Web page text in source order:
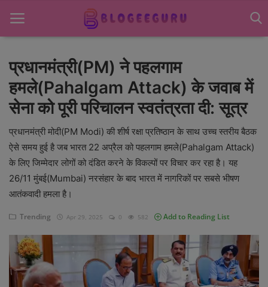
Home
About US
News
Contact US
Sports
Gadgets
Science & Technology
Entertainment
प्रधानमंत्री(PM) ने पहलगाम
हमले(Pahalgam Attack) के जवाब में
सेना को पूरी परिचालन स्वतंत्रता दी: सूत्र
प्रधानमंत्री मोदी(PM Modi) की शीर्ष रक्षा प्रतिष्ठान के साथ उच्च स्तरीय बैठक
ऐसे समय हुई है जब भारत 22 अप्रैल को पहलगाम हमले(Pahalgam Attack)
के लिए जिम्मेदार लोगों को दंडित करने के विकल्पों पर विचार कर रहा है। यह
26/11 मुंबई(Mumbai) नरसंहार के बाद भारत में नागरिकों पर सबसे भीषण
आतंकवादी हमला है।
Trending Apr 29, 2025 0 582 Add to Reading List